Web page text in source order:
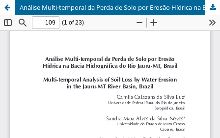
Análise Multi-temporal da Perda de Solo por Erosão Hídrica na Bacia Hidrográfica do Rio Jauru-MT, Brasil